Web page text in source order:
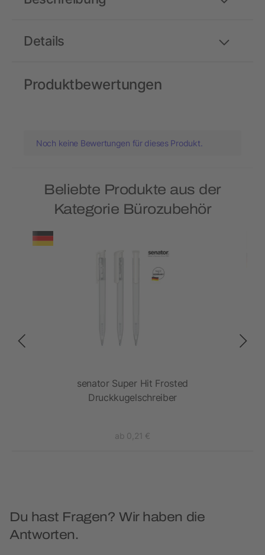
Details
Produktbewertungen
Noch keine Bewertungen für dieses Produkt.
Beliebte Produkte aus der
Kategorie Bürozubehör
senator Super Hit Frosted
Druckkugelschreiber
ab 0,21 €
Du hast Fragen? Wir haben die
Antworten.